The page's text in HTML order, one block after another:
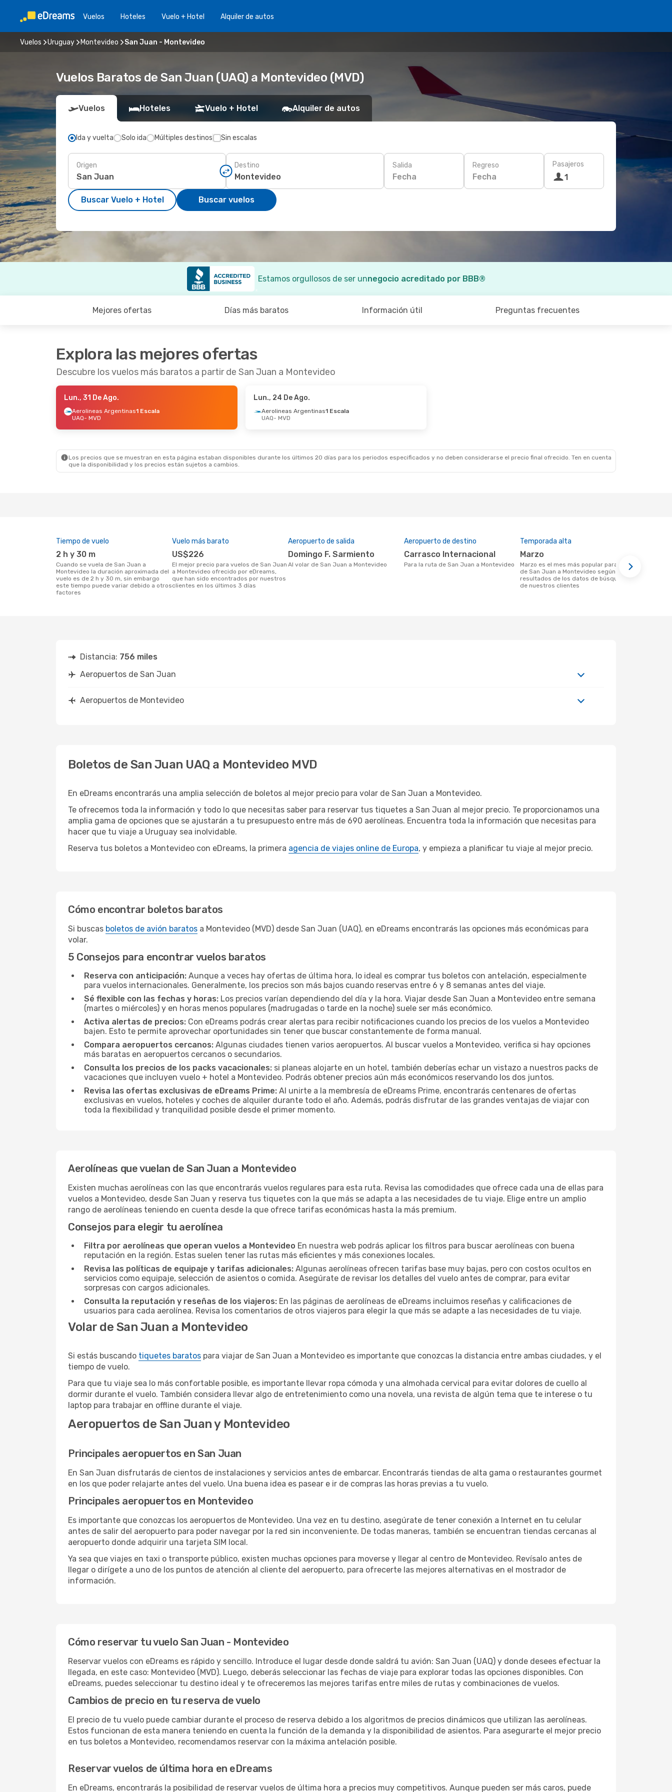
Vuelos Hoteles Vuelo + Hotel Alquiler de autos
Vuelos Uruguay Montevideo San Juan - Montevideo
Vuelos Baratos de San Juan (UAQ) a Montevideo (MVD)
Vuelos Hoteles Vuelo + Hotel Alquiler de autos
Ida y vuelta Solo ida Múltiples destinos Sin escalas
Origen Destino Salida
Fecha
Regreso
Fecha
Pasajeros
1
Buscar Vuelo + Hotel Buscar vuelos
Estamos orgullosos de ser unnegocio acreditado por BBB®
Mejores ofertas Días más baratos Información útil Preguntas frecuentes
Explora las mejores ofertas
Descubre los vuelos más baratos a partir de San Juan a Montevideo
Lun., 31 De Ago.
Aerolineas Argentinas1 Escala
UAQ- MVD
Lun., 24 De Ago.
Aerolineas Argentinas1 Escala
UAQ- MVD
Los precios que se muestran en esta página estaban disponibles durante los últimos 20 días para los periodos especificados y no deben considerarse el precio final ofrecido. Ten en cuenta
que la disponibilidad y los precios están sujetos a cambios.
Tiempo de vuelo
2 h y 30 m
Cuando se vuela de San Juan a
Montevideo la duración aproximada del
vuelo es de 2 h y 30 m, sin embargo
este tiempo puede variar debido a otros
factores
Vuelo más barato
US$226
El mejor precio para vuelos de San Juan
a Montevideo ofrecido por eDreams,
que han sido encontrados por nuestros
clientes en los últimos 3 días
Aeropuerto de salida
Domingo F. Sarmiento
Al volar de San Juan a Montevideo
Aeropuerto de destino
Carrasco Internacional
Para la ruta de San Juan a Montevideo
Temporada alta
marzo
marzo es el mes más popular para volar
de San Juan a Montevideo según los
resultados de los datos de búsqueda
de nuestros clientes
Distancia: 756 miles
Aeropuertos de San Juan
Aeropuertos de Montevideo
Boletos de San Juan UAQ a Montevideo MVD
En eDreams encontrarás una amplia selección de boletos al mejor precio para volar de San Juan a Montevideo.
Te ofrecemos toda la información y todo lo que necesitas saber para reservar tus tiquetes a San Juan al mejor precio. Te proporcionamos una
amplia gama de opciones que se ajustarán a tu presupuesto entre más de 690 aerolíneas. Encuentra toda la información que necesitas para
hacer que tu viaje a Uruguay sea inolvidable.
Reserva tus boletos a Montevideo con eDreams, la primera agencia de viajes online de Europa, y empieza a planificar tu viaje al mejor precio.
Cómo encontrar boletos baratos
Si buscas boletos de avión baratos a Montevideo (MVD) desde San Juan (UAQ), en eDreams encontrarás las opciones más económicas para
volar.
5 Consejos para encontrar vuelos baratos
Reserva con anticipación: Aunque a veces hay ofertas de última hora, lo ideal es comprar tus boletos con antelación, especialmente
para vuelos internacionales. Generalmente, los precios son más bajos cuando reservas entre 6 y 8 semanas antes del viaje.
Sé flexible con las fechas y horas: Los precios varían dependiendo del día y la hora. Viajar desde San Juan a Montevideo entre semana
(martes o miércoles) y en horas menos populares (madrugadas o tarde en la noche) suele ser más económico.
Activa alertas de precios: Con eDreams podrás crear alertas para recibir notificaciones cuando los precios de los vuelos a Montevideo
bajen. Esto te permite aprovechar oportunidades sin tener que buscar constantemente de forma manual.
Compara aeropuertos cercanos: Algunas ciudades tienen varios aeropuertos. Al buscar vuelos a Montevideo, verifica si hay opciones
más baratas en aeropuertos cercanos o secundarios.
Consulta los precios de los packs vacacionales: si planeas alojarte en un hotel, también deberías echar un vistazo a nuestros packs de
vacaciones que incluyen vuelo + hotel a Montevideo. Podrás obtener precios aún más económicos reservando los dos juntos.
Revisa las ofertas exclusivas de eDreams Prime: Al unirte a la membresía de eDreams Prime, encontrarás centenares de ofertas
exclusivas en vuelos, hoteles y coches de alquiler durante todo el año. Además, podrás disfrutar de las grandes ventajas de viajar con
toda la flexibilidad y tranquilidad posible desde el primer momento.
Aerolíneas que vuelan de San Juan a Montevideo
Existen muchas aerolíneas con las que encontrarás vuelos regulares para esta ruta. Revisa las comodidades que ofrece cada una de ellas para
vuelos a Montevideo, desde San Juan y reserva tus tiquetes con la que más se adapta a las necesidades de tu viaje. Elige entre un amplio
rango de aerolíneas teniendo en cuenta desde la que ofrece tarifas económicas hasta la más premium.
Consejos para elegir tu aerolínea
Filtra por aerolíneas que operan vuelos a Montevideo En nuestra web podrás aplicar los filtros para buscar aerolíneas con buena
reputación en la región. Estas suelen tener las rutas más eficientes y más conexiones locales.
Revisa las políticas de equipaje y tarifas adicionales: Algunas aerolíneas ofrecen tarifas base muy bajas, pero con costos ocultos en
servicios como equipaje, selección de asientos o comida. Asegúrate de revisar los detalles del vuelo antes de comprar, para evitar
sorpresas con cargos adicionales.
Consulta la reputación y reseñas de los viajeros: En las páginas de aerolíneas de eDreams incluimos reseñas y calificaciones de
usuarios para cada aerolínea. Revisa los comentarios de otros viajeros para elegir la que más se adapte a las necesidades de tu viaje.
Volar de San Juan a Montevideo
Si estás buscando tiquetes baratos para viajar de San Juan a Montevideo es importante que conozcas la distancia entre ambas ciudades, y el
tiempo de vuelo.
Para que tu viaje sea lo más confortable posible, es importante llevar ropa cómoda y una almohada cervical para evitar dolores de cuello al
dormir durante el vuelo. También considera llevar algo de entretenimiento como una novela, una revista de algún tema que te interese o tu
laptop para trabajar en offline durante el viaje.
Aeropuertos de San Juan y Montevideo
Principales aeropuertos en San Juan
En San Juan disfrutarás de cientos de instalaciones y servicios antes de embarcar. Encontrarás tiendas de alta gama o restaurantes gourmet
en los que poder relajarte antes del vuelo. Una buena idea es pasear e ir de compras las horas previas a tu vuelo.
Principales aeropuertos en Montevideo
Es importante que conozcas los aeropuertos de Montevideo. Una vez en tu destino, asegúrate de tener conexión a Internet en tu celular
antes de salir del aeropuerto para poder navegar por la red sin inconveniente. De todas maneras, también se encuentran tiendas cercanas al
aeropuerto donde adquirir una tarjeta SIM local.
Ya sea que viajes en taxi o transporte público, existen muchas opciones para moverse y llegar al centro de Montevideo. Revísalo antes de
llegar o dirígete a uno de los puntos de atención al cliente del aeropuerto, para ofrecerte las mejores alternativas en el mostrador de
información.
Cómo reservar tu vuelo San Juan - Montevideo
Reservar vuelos con eDreams es rápido y sencillo. Introduce el lugar desde donde saldrá tu avión: San Juan (UAQ) y donde desees efectuar la
llegada, en este caso: Montevideo (MVD). Luego, deberás seleccionar las fechas de viaje para explorar todas las opciones disponibles. Con
eDreams, puedes seleccionar tu destino ideal y te ofreceremos las mejores tarifas entre miles de rutas y combinaciones de vuelos.
Cambios de precio en tu reserva de vuelo
El precio de tu vuelo puede cambiar durante el proceso de reserva debido a los algoritmos de precios dinámicos que utilizan las aerolíneas.
Estos funcionan de esta manera teniendo en cuenta la función de la demanda y la disponibilidad de asientos. Para asegurarte el mejor precio
en tus boletos a Montevideo, recomendamos reservar con la máxima antelación posible.
Reservar vuelos de última hora en eDreams
En eDreams, encontrarás la posibilidad de reservar vuelos de última hora a precios muy competitivos. Aunque pueden ser más caros, puede